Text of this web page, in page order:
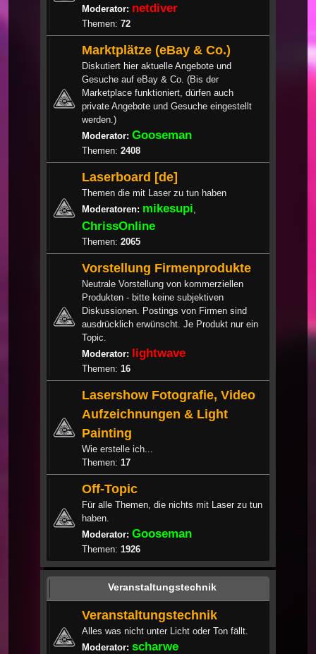
Moderator: netdiver
Themen: 72
Marktplätze (eBay & Co.)
Diskutiert hier aktuelle Angebote und
Gesuche auf eBay & Co. (Bis der
Marketplace funktioniert, dürfen auch
private Angebote und Gesuche eingestellt
werden.)
Moderator: Gooseman
Themen: 2408
Laserboard [de]
Themen die mit Laser zu tun haben
Moderatoren: mikesupi
ChrissOnline
Themen: 2065
Vorstellung Firmenprodukte
Neutrale Vorstellung von kommerziellen
Produkten - bitte keine subjektiven
Diskussionen. Postings von Firmen sind
ausdrücklich erwünscht. Je Produkt nur ein
Topic.
Moderator: lightwave
Themen: 16
Lasershow Fotografie, Video
Aufzeichnungen & Light
Painting
Wie erstelle ich...
Themen: 17
Off-Topic
Für alle Themen, die nichts mit Laser zu tun
haben.
Moderator: Gooseman
Themen: 1926
Veranstaltungstechnik
Veranstaltungstechnik
Alles was nicht unter Licht oder Ton fällt.
Moderator: scharwe